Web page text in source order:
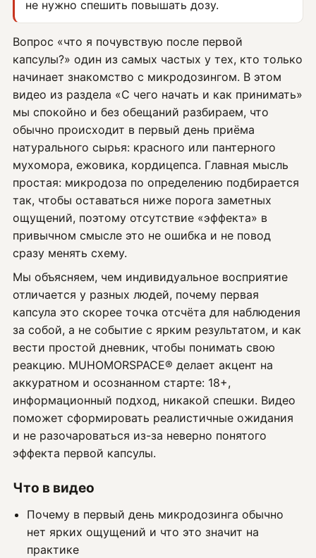
не нужно спешить повышать дозу.
Вопрос «что я почувствую после первой
капсулы?» один из самых частых у тех, кто только
начинает знакомство с микродозингом. В этом
видео из раздела «С чего начать и как принимать»
мы спокойно и без обещаний разбираем, что
обычно происходит в первый день приёма
натурального сырья: красного или пантерного
мухомора, ежовика, кордицепса. Главная мысль
простая: микродоза по определению подбирается
так, чтобы оставаться ниже порога заметных
ощущений, поэтому отсутствие «эффекта» в
привычном смысле это не ошибка и не повод
сразу менять схему.
Мы объясняем, чем индивидуальное восприятие
отличается у разных людей, почему первая
капсула это скорее точка отсчёта для наблюдения
за собой, а не событие с ярким результатом, и как
вести простой дневник, чтобы понимать свою
реакцию. MUHOMORSPACE® делает акцент на
аккуратном и осознанном старте: 18+,
информационный подход, никакой спешки. Видео
поможет сформировать реалистичные ожидания
и не разочароваться из-за неверно понятого
эффекта первой капсулы.
Что в видео
Почему в первый день микродозинга обычно
нет ярких ощущений и что это значит на
практике